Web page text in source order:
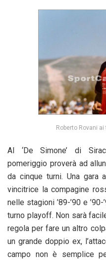
Roberto Rovani
Al ‘De Simone’ di
pomeriggio proverà ad
da cinque turni. Una gara
vincitrice la compagine
nelle stagioni ’89-’90 e
turno playoff. Non sarà
regola per fare un altro
un grande doppio ex,
campo non è semplice